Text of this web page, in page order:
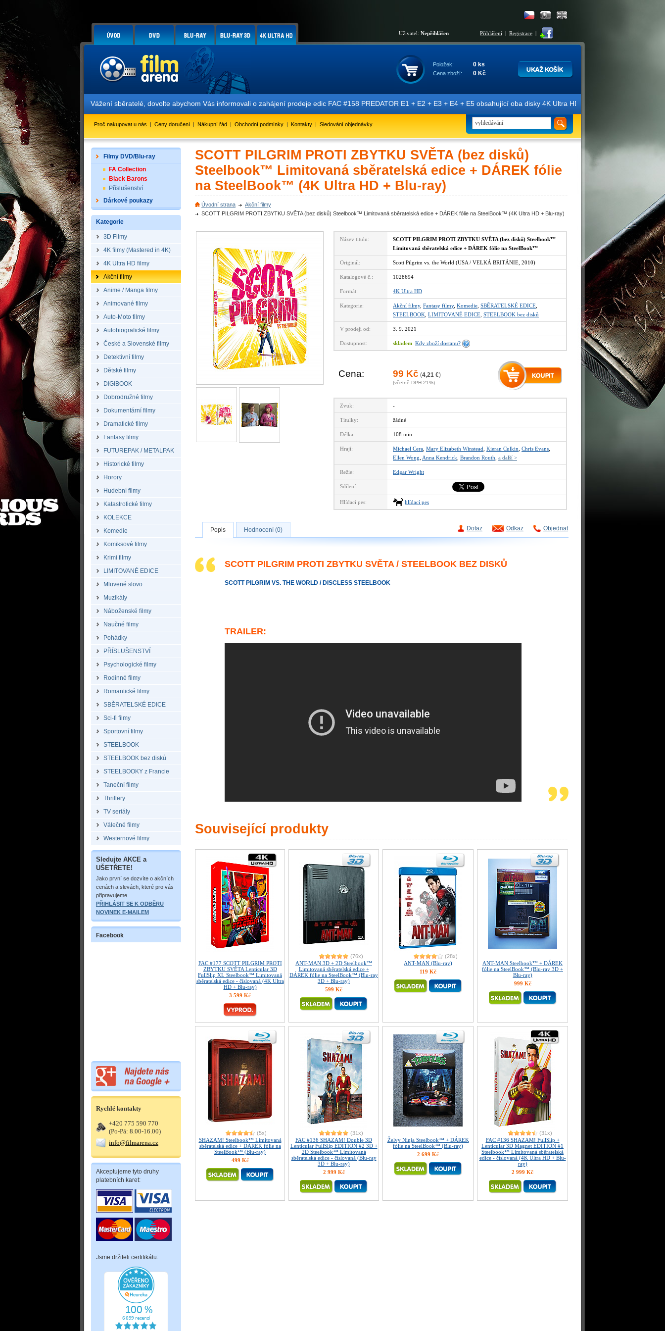
Uživatel: Nepřihlášen Přihlášení | Registrace |
Položek: 0 ks
Cena zboží: 0 Kč
Vážení sběratelé, dovolte abychom Vás informovali o zahájení prodeje edic FAC #158 PREDATOR E1 + E2 + E3 + E4 + E5 obsahující oba disky 4K Ultra HD + Blu-ray 3D/2D.
Proč nakupovat u nás | Ceny doručení | Nákupní řád | Obchodní podmínky | Kontakty | Sledování objednávky
Filmy DVD/Blu-ray
FA Collection
Black Barons
Příslušenství
Dárkové poukazy
Kategorie
3D Filmy
4K filmy (Mastered in 4K)
4K Ultra HD filmy
Akční filmy
Anime / Manga filmy
Animované filmy
Auto-Moto filmy
Autobiografické filmy
České a Slovenské filmy
Detektivní filmy
Dětské filmy
DIGIBOOK
Dobrodružné filmy
Dokumentární filmy
Dramatické filmy
Fantasy filmy
FUTUREPAK / METALPAK
Historické filmy
Horory
Hudební filmy
Katastrofické filmy
KOLEKCE
Komedie
Komiksové filmy
Krimi filmy
LIMITOVANÉ EDICE
Mluvené slovo
Muzikály
Náboženské filmy
Naučné filmy
Pohádky
PŘÍSLUŠENSTVÍ
Psychologické filmy
Rodinné filmy
Romantické filmy
SBĚRATELSKÉ EDICE
Sci-fi filmy
Sportovní filmy
STEELBOOK
STEELBOOK bez disků
STEELBOOKY z Francie
Taneční filmy
Thrillery
TV seriály
Válečné filmy
Westernové filmy
Sledujte AKCE a
UŠETŘETE!
Jako první se dozvíte o akčních
cenách a slevách, které pro vás
připravujeme.
PŘIHLÁSIT SE K ODBĚRU
NOVINEK E-MAILEM
Facebook
Rychlé kontakty
+420 775 590 770
(Po-Pá: 8.00-16.00)
info@filmarena.cz
Akceptujeme tyto druhy
platebních karet:
Jsme držiteli certifikátu:
SCOTT PILGRIM PROTI ZBYTKU SVĚTA (bez disků)
Steelbook™ Limitovaná sběratelská edice + DÁREK fólie
na SteelBook™ (4K Ultra HD + Blu-ray)
Úvodní strana
Akční filmy
SCOTT PILGRIM PROTI ZBYTKU SVĚTA (bez disků) Steelbook™ Limitovaná sběratelská edice + DÁREK fólie na SteelBook™ (4K Ultra HD + Blu-ray)
Název titulu:
SCOTT PILGRIM PROTI ZBYTKU SVĚTA (bez disků) Steelbook™
Limitovaná sběratelská edice + DÁREK fólie na SteelBook™
Originál: Scott Pilgrim vs. the World (USA / VELKÁ BRITÁNIE, 2010)
Katalogové č.: 1028694
Formát: 4K Ultra HD
Kategorie: Akční filmy, Fantasy filmy, Komedie SBĚRATELSKÉ EDICE
STEELBOOK LIMITOVANÉ EDICE STEELBOOK bez disků
V prodeji od: 3. 9. 2021
Dostupnost: skladem Kdy zboží dostanu?
Cena: 99 Kč (4,21 €)
(včetně DPH 21%)
Zvuk: -
Titulky: žádné
Délka: 108 min.
Hrají: Michael Cera Mary Elizabeth Winstead Kieran Culkin Chris Evans
Ellen Wong Anna Kendrick Brandon Routh a další >
Režie: Edgar Wright
Sdílení:
Hlídací pes: hlídací pes
Dotaz Odkaz Objednat
Popis Hodnocení (0)
SCOTT PILGRIM PROTI ZBYTKU SVĚTA / STEELBOOK BEZ DISKŮ
SCOTT PILGRIM VS. THE WORLD / DISCLESS STEELBOOK
TRAILER:
Související produkty
FAC #177 SCOTT PILGRIM PROTI
ZBYTKU SVĚTA Lenticular 3D
FullSlip XL Steelbook™ Limitovaná
sběratelská edice - číslovaná (4K Ultra
HD + Blu-ray)
3 599 Kč
(76x)
ANT-MAN 3D + 2D Steelbook™
Limitovaná sběratelská edice +
DÁREK fólie na SteelBook™ (Blu-ray
3D + Blu-ray)
599 Kč
(28x)
ANT-MAN (Blu-ray)
119 Kč
ANT-MAN Steelbook™ + DÁREK
fólie na SteelBook™ (Blu-ray 3D +
Blu-ray)
999 Kč
(5x)
SHAZAM! Steelbook™ Limitovaná
sběratelská edice + DÁREK fólie na
SteelBook™ (Blu-ray)
499 Kč
(31x)
FAC #136 SHAZAM! Double 3D
Lenticular FullSlip EDITION #2 3D +
2D Steelbook™ Limitovaná
sběratelská edice - číslovaná (Blu-ray
3D + Blu-ray)
2 999 Kč
Želvy Ninja Steelbook™ + DÁREK
fólie na SteelBook™ (Blu-ray)
2 699 Kč
(31x)
FAC #136 SHAZAM! FullSlip +
Lenticular 3D Magnet EDITION #1
Steelbook™ Limitovaná sběratelská
edice - číslovaná (4K Ultra HD + Blu-
ray)
2 999 Kč